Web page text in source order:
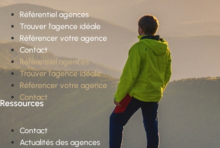
Référentiel agences
Trouver l’agence idéale
Référencer votre agence
Contact
Référentiel agences
Trouver l’agence idéale
Référencer votre agence
Contact
Ressources
Contact
Actualités des agences